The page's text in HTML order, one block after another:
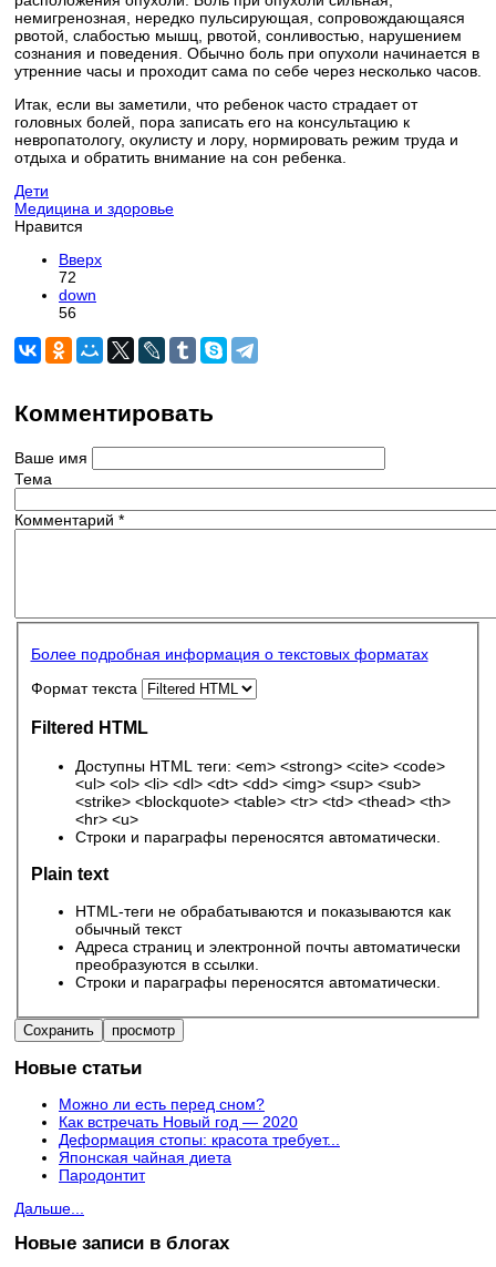
немигренозная, нередко пульсирующая, сопровождающаяся
рвотой, слабостью мышц, рвотой, сонливостью, нарушением
сознания и поведения. Обычно боль при опухоли начинается в
утренние часы и проходит сама по себе через несколько часов.
Итак, если вы заметили, что ребенок часто страдает от
головных болей, пора записать его на консультацию к
невропатологу, окулисту и лору, нормировать режим труда и
отдыха и обратить внимание на сон ребенка.
Дети
Медицина и здоровье
Нравится
Вверх
72
down
56
Комментировать
Ваше имя
Тема
Комментарий *
Более подробная информация о текстовых форматах
Формат текста
Filtered HTML
Доступны HTML теги: <em> <strong> <cite> <code>
<ul> <ol> <li> <dl> <dt> <dd> <img> <sup> <sub>
<strike> <blockquote> <table> <tr> <td> <thead> <th>
<hr> <u>
Строки и параграфы переносятся автоматически.
Plain text
HTML-теги не обрабатываются и показываются как
обычный текст
Адреса страниц и электронной почты автоматически
преобразуются в ссылки.
Строки и параграфы переносятся автоматически.
Новые статьи
Можно ли есть перед сном?
Как встречать Новый год — 2020
Деформация стопы: красота требует...
Японская чайная диета
Пародонтит
Дальше...
Новые записи в блогах